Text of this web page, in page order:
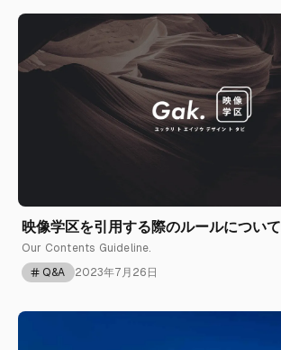
映像学区を引用する際のルールについて
Our Contents Guideline.
Q&A
2023年7月26日